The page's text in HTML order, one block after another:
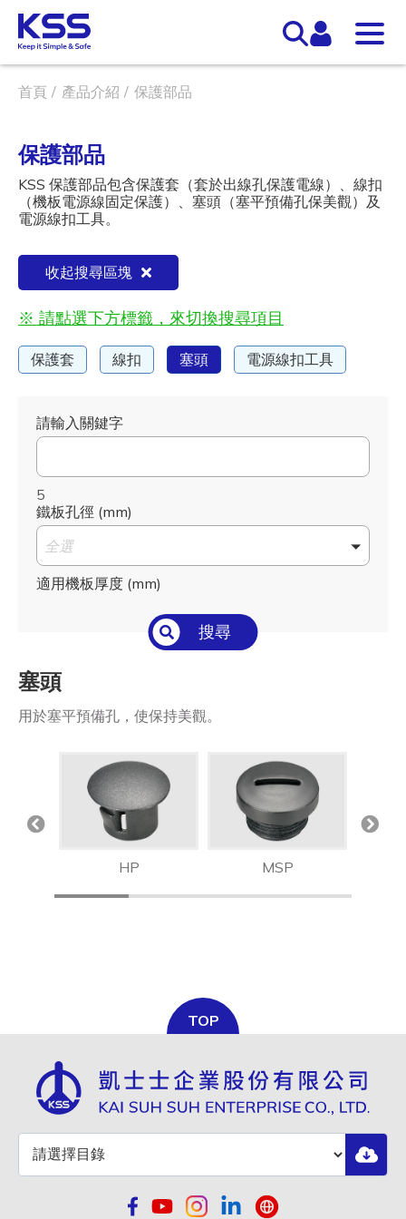
首頁 產品介紹 保護部品
保護部品
KSS 保護部品包含保護套（套於出線孔保護電線）、線扣
（機板電源線固定保護）、塞頭（塞平預備孔保美觀）及
電源線扣工具。
收起搜尋區塊
※ 請點選下方標籤，來切換搜尋項目
保護套 線扣 塞頭 電源線扣工具
請輸入關鍵字
5
鐵板孔徑 (mm)
全選
適用機板厚度 (mm)
全選
適用電線
適用電線尺寸 I.D. (mm)
搜尋
塞頭
用於塞平預備孔，使保持美觀。
HP MSP
TOP